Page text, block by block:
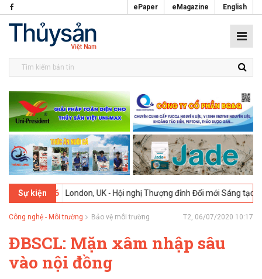
ePaper eMagazine English
Sự kiện
2026 London, UK - Hội nghị Thượng đỉnh Đổi mới Sáng tạo trong
Công nghệ - Môi trường Bảo vệ môi trường T2, 06/07/2020 10:17
ĐBSCL: Mặn xâm nhập sâu
vào nội đồng